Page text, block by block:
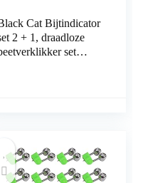
Cat Bijtindicator
2 + 1, draadloze
set